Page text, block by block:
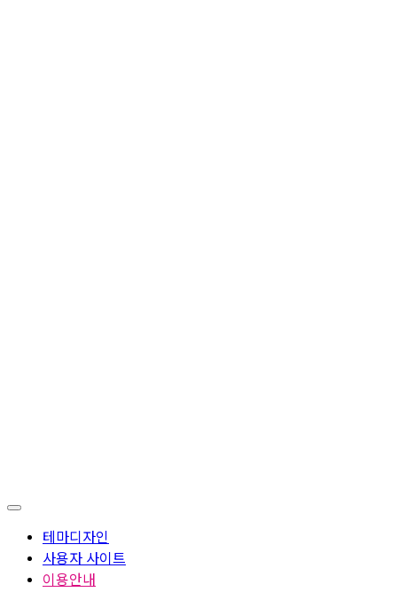
테마디자인
사용자 사이트
이용안내